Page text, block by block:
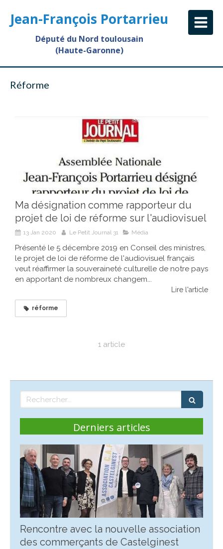
Jean-François Portarrieu
Député du Nord toulousain
(Haute-Garonne)
Réforme
Ma désignation comme rapporteur du
projet de loi de réforme sur l'audiovisuel
13 Jan 2020 Le Petit Journal 31 Média
Présenté le 5 décembre 2019 en Conseil des ministres,
le projet de loi de réforme de l'audiovisuel français
veut réaffirmer la souveraineté culturelle de notre pays
en apportant de nombreux changem...
Lire l'article
réforme
1 article
Rechercher
Derniers articles
Rencontre avec la nouvelle association
des commerçants de Castelginest